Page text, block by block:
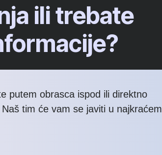
ili trebate
putem obrasca ispod ili direktno
tim će vam se javiti u najkraćem